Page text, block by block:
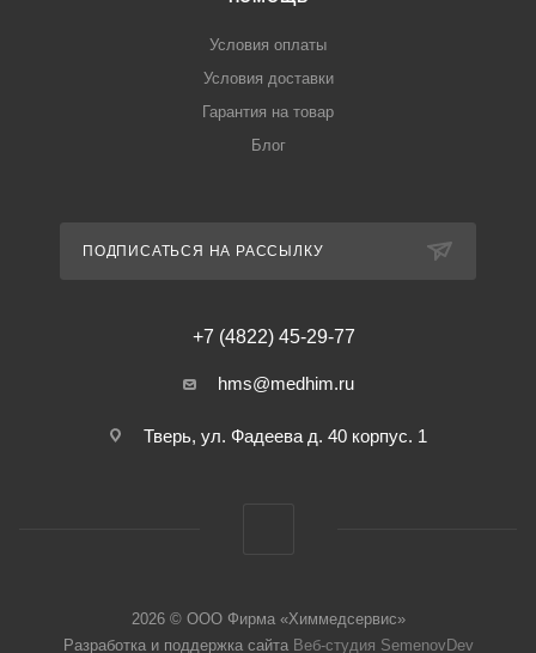
Условия оплаты
Условия доставки
Гарантия на товар
Блог
ПОДПИСАТЬСЯ НА РАССЫЛКУ
+7 (4822) 45-29-77
hms@medhim.ru
Тверь, ул. Фадеева д. 40 корпус. 1
2026 © ООО Фирма «Химмедсервис»
Разработка и поддержка сайта Веб-студия SemenovDev